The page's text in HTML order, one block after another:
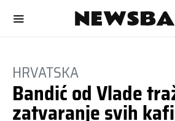
HRVATSKA
Bandić od Vlade
zatvaranje svih